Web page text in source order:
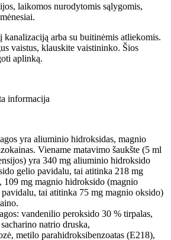
laikomos nurodytomis sąlygomis,
kanalizaciją arba su buitinėmis atliekomis.
vaistus, klauskite vaistininko. Šios
aplinką.
informacija
yra aliuminio hidroksidas, magnio
Viename matavimo šaukšte (5 ml
yra 340 mg aliuminio hidroksido
gelio pavidalu, tai atitinka 218 mg
109 mg magnio hidroksido (magnio
tai atitinka 75 mg magnio oksido)
vandenilio peroksido 30 % tirpalas,
natrio druska,
metilo parahidroksibenzoatas (E218),